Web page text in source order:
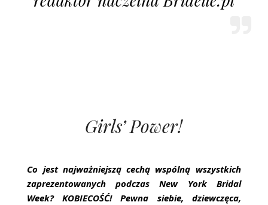
Girls’ Power!
Co jest najważniejszą cechą wspólną wszystkich
zaprezentowanych podczas New York Bridal
Week? KOBIECOŚĆ! Pewna siebie, dziewczęca,